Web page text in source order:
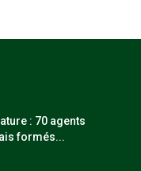
: 70 agents
formés...